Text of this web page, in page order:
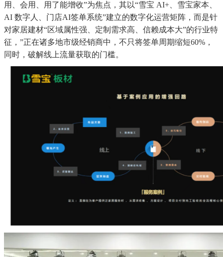
用、会用、用了能增收”为焦点，其以“雪宝 AI+、雪宝家本、
AI 数字人、门店AI签单系统”建立的数字化运营矩阵，而是针
对家居建材“区域属性强、定制需求高、信赖成本大”的行业特
征，”正在诸多地市级经销商中，不只将签单周期缩短60%，
同时，破解线上流量获取的门槛。